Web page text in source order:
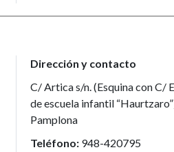
Dirección y contacto
C/ Artica s/n. (Esquina con C/
de escuela infantil
Pamplona
Teléfono: 948-420795